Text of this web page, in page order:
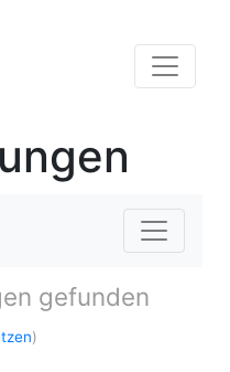
gefunden
)